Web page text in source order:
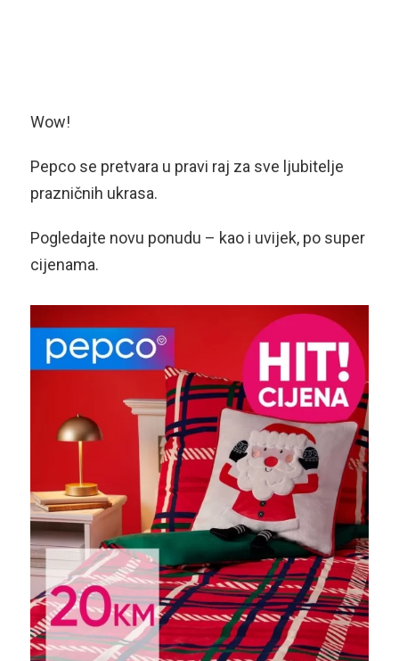
Wow!
Pepco se pretvara u pravi raj za sve ljubitelje
prazničnih ukrasa.
Pogledajte novu ponudu – kao i uvijek, po super
cijenama.